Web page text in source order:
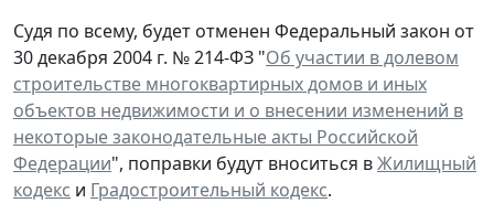
Судя по всему, будет отменен Федеральный закон от
30 декабря 2004 г. № 214-ФЗ "Об участии в долевом
строительстве многоквартирных домов и иных
объектов недвижимости и о внесении изменений в
некоторые законодательные акты Российской
Федерации", поправки будут вноситься вЖилищный
кодекс и Градостроительный кодекс.